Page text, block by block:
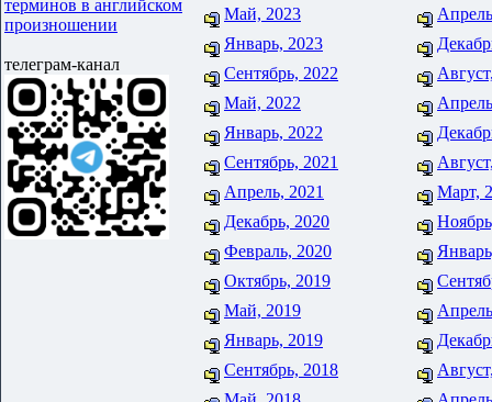
терминов в английском
произношении
телеграм-канал
Май, 2023
Январь, 2023
Сентябрь, 2022
Май, 2022
Январь, 2022
Сентябрь, 2021
Апрель, 2021
Март,
Декабрь, 2020
Февраль, 2020
Октябрь, 2019
Май, 2019
Январь, 2019
Сентябрь, 2018